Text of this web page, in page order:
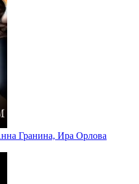
Гранина, Ира Орлова